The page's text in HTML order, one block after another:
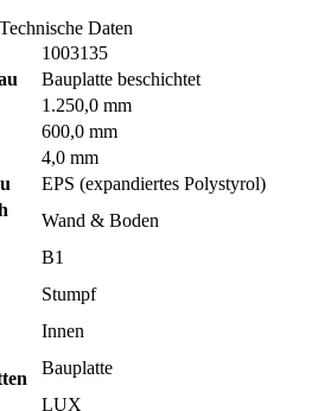
Technische Daten
1003135
Bauplatte beschichtet
1.250,0 mm
600,0 mm
4,0 mm
EPS (expandiertes Polystyrol)
Wand & Boden
B1
Stumpf
Innen
Bauplatte
LUX